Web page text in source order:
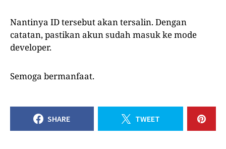
Nantinya ID tersebut akan tersalin. Dengan
catatan, pastikan akun sudah masuk ke mode
developer.
Semoga bermanfaat.
SHARE TWEET